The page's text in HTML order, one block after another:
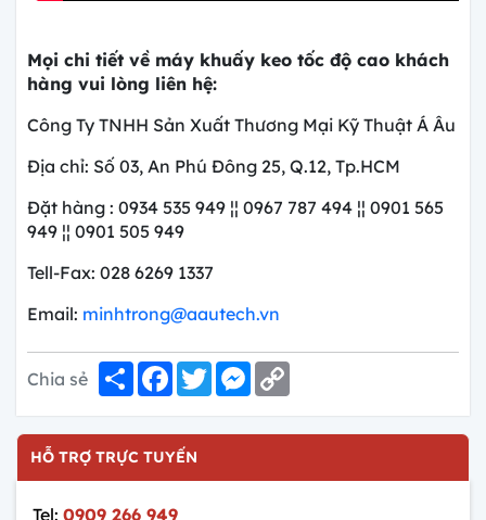
Mọi chi tiết về máy khuấy keo tốc độ cao khách
hàng vui lòng liên hệ:
Công Ty TNHH Sản Xuất Thương Mại Kỹ Thuật Á Âu
Địa chỉ: Số 03, An Phú Đông 25, Q.12, Tp.HCM
Đặt hàng : 0934 535 949 ¦¦ 0967 787 494 ¦¦ 0901 565
949 ¦¦ 0901 505 949
Tell-Fax: 028 6269 1337
Email: minhtrong@aautech.vn
Chia sẻ ShareFacebook
TwitterMessenger
HỖ TRỢ TRỰC TUYẾN
Tel: 0909 266 949